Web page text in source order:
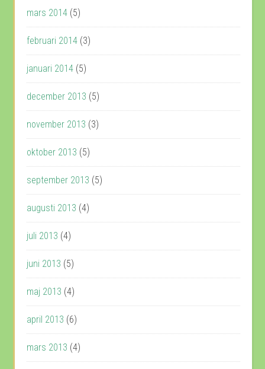
mars 2014 (5)
februari 2014 (3)
januari 2014 (5)
december 2013 (5)
november 2013 (3)
oktober 2013 (5)
september 2013 (5)
augusti 2013 (4)
juli 2013 (4)
juni 2013 (5)
maj 2013 (4)
april 2013 (6)
mars 2013 (4)